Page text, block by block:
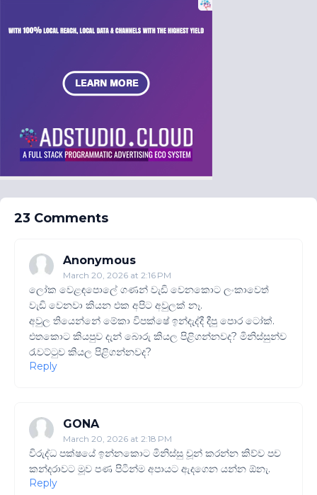
23 Comments
Anonymous
March 20, 2026 at 2:16 PM
ලෝක වෙළඳපොලේ ගණන් වැඩි වෙනකොට ලංකාවෙත්
වැඩි වෙනවා කියන එක අපිට අවුලක් නෑ.
අවුල තියෙන්නේ මේකා විපක්ෂේ ඉන්දැද්දී දීපු පොර ටෝක්.
එතකොට කියපුව දැන් බොරු කියල පිළිගන්නවද? මිනිස්සුන්ව
රැවට්ටුව කියල පිළිගන්නවද?
Reply
GONA
March 20, 2026 at 2:18 PM
විරුද්ධ පක්ෂයේ ඉන්නකොට මිනිස්සු චූන් කරන්න කිව්ව පච
කන්දරාවට මූව පණ පිටින්ම අපායට ඇදගෙන යන්න ඕනැ.
Reply